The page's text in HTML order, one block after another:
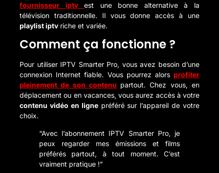
fournisseur iptv
est une bonne alternative à la
télévision traditionnelle. Il vous donne accès à une
playlist iptv riche et variée.
Comment ça fonctionne ?
Pour utiliser IPTV Smarter Pro, vous avez besoin d’une
connexion Internet fiable. Vous pourrez alors profiter
pleinement de son contenu partout. Chez vous, en
déplacement ou en vacances, vous aurez accès à votre
contenu vidéo en lignepréféré sur l’appareil de votre
choix.
“Avec l’abonnement IPTV Smarter Pro, je
peux regarder mes émissions et films
préférés partout, à tout moment. C’est
vraiment pratique !”